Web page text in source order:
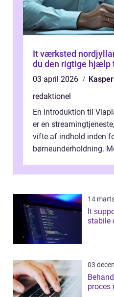
It værksted nordjylland sådan
du den rigtige hjælp
03 april 2026
redaktionel
En introduktion til
er en
vifte af indhold inden
børneunderholdning.
14
It support
stabile
03
proces